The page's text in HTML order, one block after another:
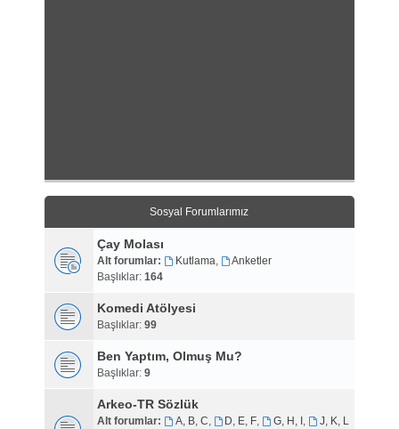
Sosyal Forumlarımız
Çay Molası
Alt forumlar: Kutlama,
Anketler
Başlıklar: 164
Komedi Atölyesi
Başlıklar: 99
Ben Yaptım, Olmuş Mu?
Başlıklar: 9
Arkeo-TR Sözlük
Alt forumlar: A, B, C, D, E, F, G, H, I ,
J, K, L